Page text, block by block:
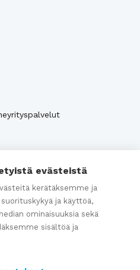
evästeistä
kerätäksemme ja
ja käyttöä,
ominaisuuksia sekä
sisältöä ja